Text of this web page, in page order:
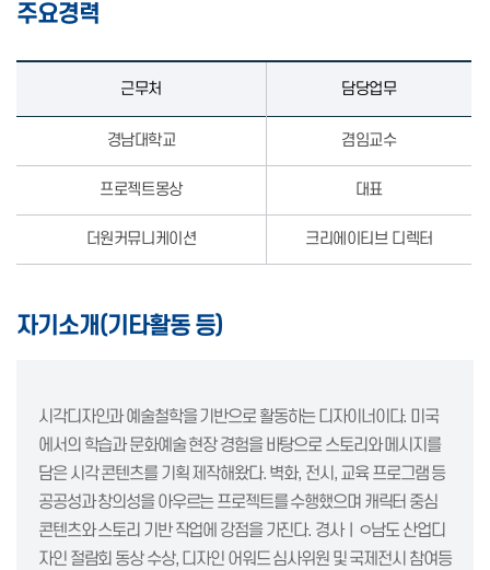
주요경력
근무처 담당업무
경남대학교 겸임교수
프로젝트몽상 대표
더원커뮤니케이션 크리에이티브 디렉터
자기소개(기타활동 등)
시각디자인과 예술철학을 기반으로 활동하는 디자이너이다. 미국
에서의 학습과 문화예술 현장 경험을 바탕으로 스토리와 메시지를
담은 시각 콘텐츠를 기획 제작해왔다. 벽화, 전시, 교육 프로그램 등
공공성과 창의성을 아우르는 프로젝트를 수행했으며 캐릭터 중심
콘텐츠와 스토리 기반 작업에 강점을 가진다. 경사ㅣㅇ남도 산업디
자인 절람회 동상 수상, 디자인 어워드 심사위원 및 국제전시 참여등